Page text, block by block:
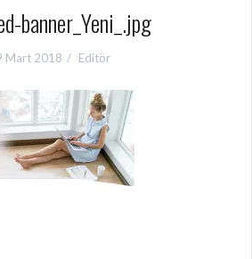
banner_Yeni_.jpg
Mart 2018 Editör